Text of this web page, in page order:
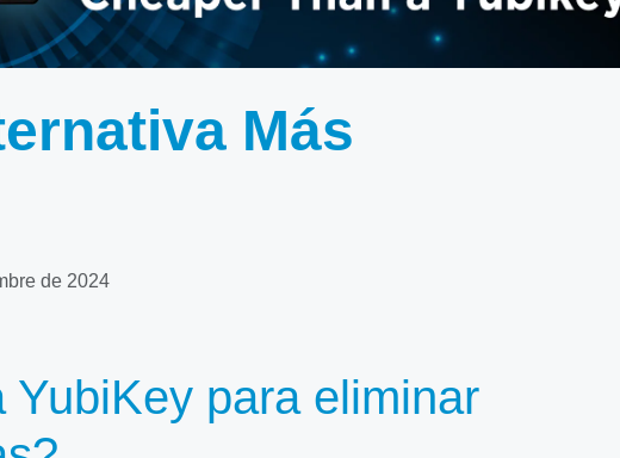
Más
de 2024
YubiKey para eliminar